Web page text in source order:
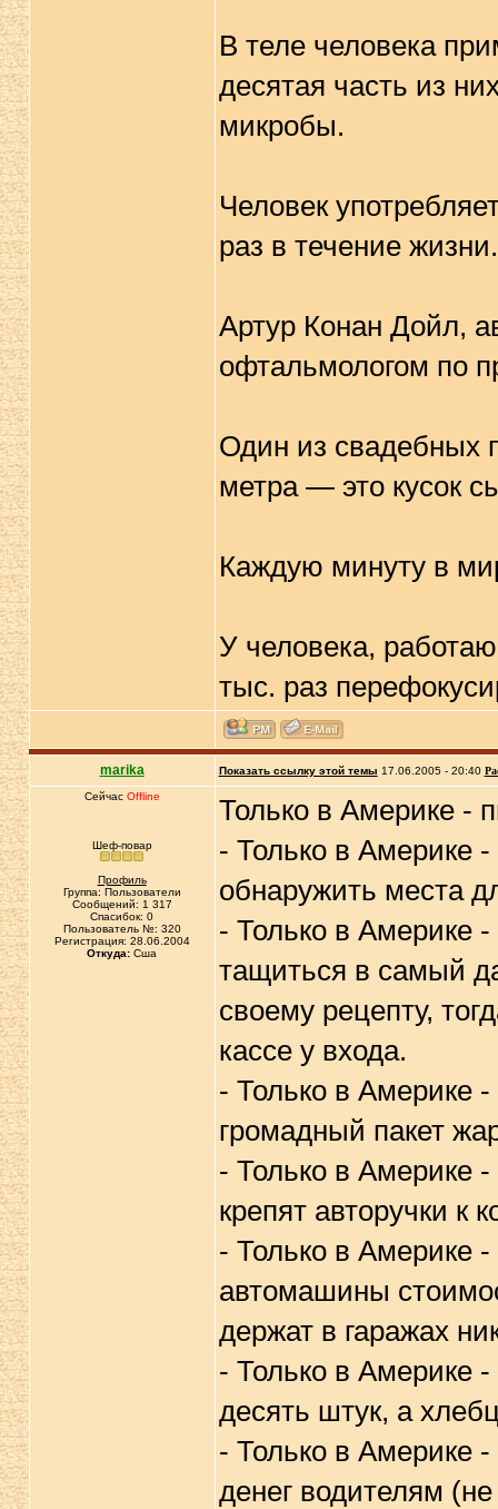
В теле человека
десятая часть из
микробы.
Человек
раз в течение жизни.
Артур Конан Дойл,
офтальмологом по
Один из свадебных
метра — это кусок
Каждую минуту в
У человека,
тыс. раз
marika Показать ссылку этой темы 17.06.2005 - 20:40
Сейчас Offline
Шеф-повар
Профиль
Группа: Пользователи
Сообщений: 1 317
Спасибок: 0
Пользователь №: 320
Регистрация: 28.06.2004
Откуда: Сша
Только в Америке -
- Только в Америке
обнаружить места
- Только в Америке
тащиться в самый
своему рецепту,
кассе у входа.
- Только в Америке
громадный пакет
- Только в Америке
крепят авторучки к
- Только в Америке
автомашины
держат в гаражах
- Только в Америке -
десять штук, а
- Только в Америке
денег водителям